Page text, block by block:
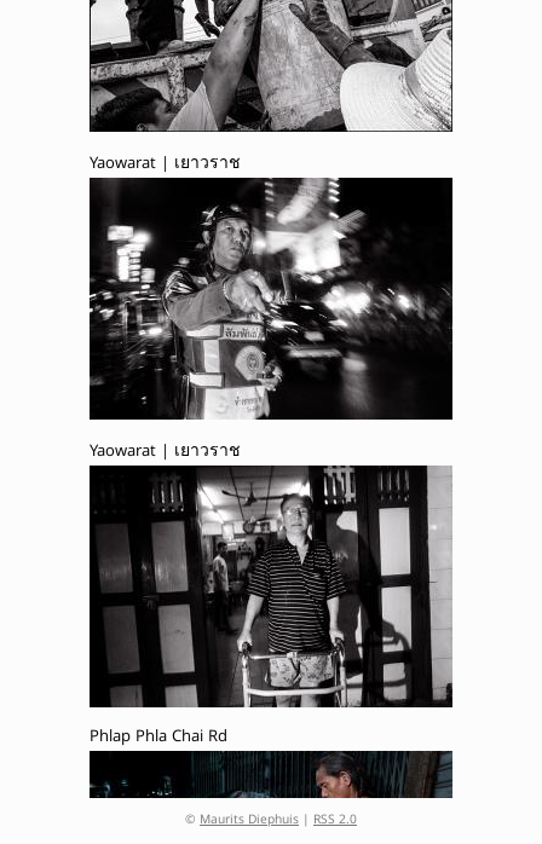
Yaowarat | เยาวราช
Yaowarat | เยาวราช
Phlap Phla Chai Rd
© Maurits Diephuis | RSS 2.0